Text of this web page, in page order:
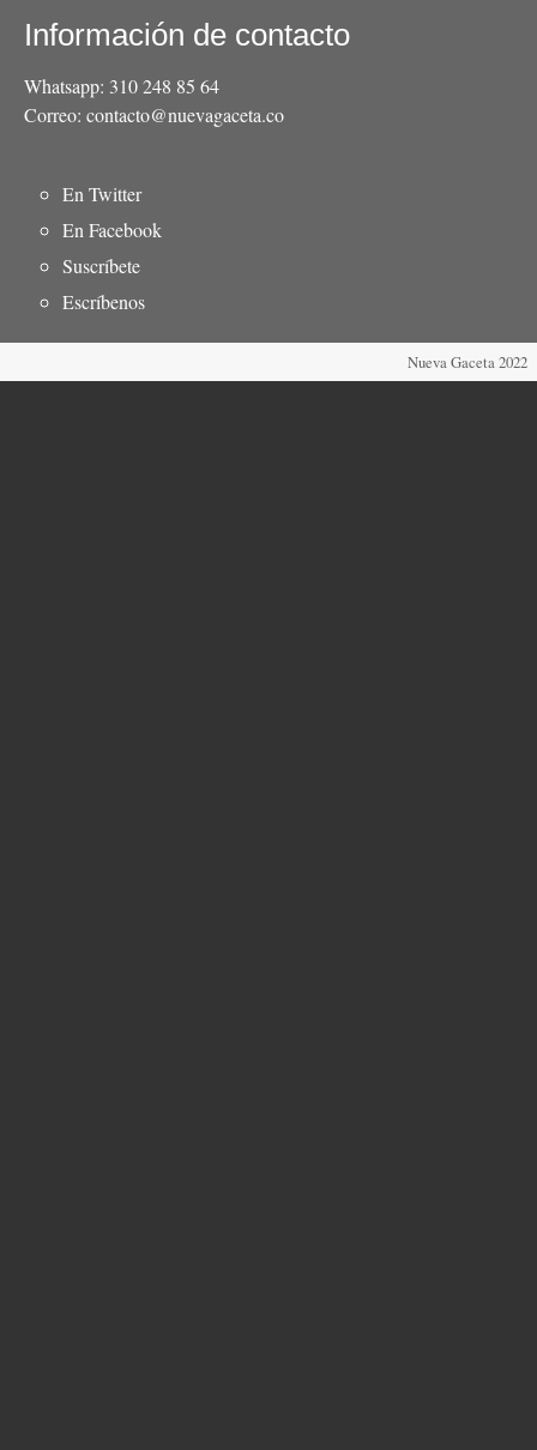
Información de contacto
Whatsapp: 310 248 85 64
Correo: contacto@nuevagaceta.co
Menú
del
pie
En Twitter
En Facebook
Suscríbete
Escríbenos
Nueva Gaceta 2022